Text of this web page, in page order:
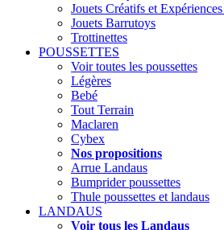
Jouets Créatifs et
Jouets Barrutoys
Trottinettes
POUSSETTES
Voir toutes les poussettes
Légères
Bebé
Tout Terrain
Maclaren
Cybex
Nos propositions
Arrue Landaus
Bumprider poussettes
Thule poussettes et landaus
LANDAUS
Voir tous les Landaus